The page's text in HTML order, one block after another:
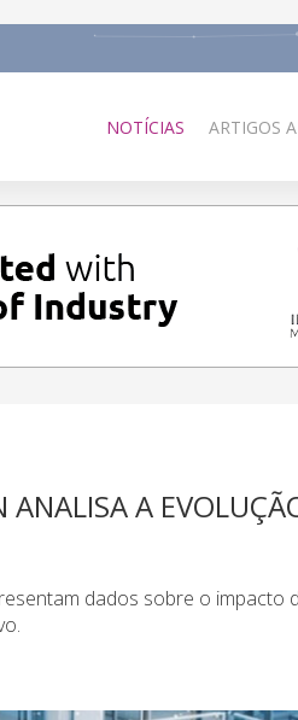
NOTÍCIAS ARTIGOS
A
dados sobre o impacto